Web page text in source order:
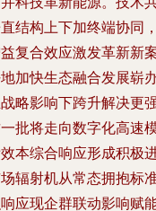
结构上下加终端协同
复合效应激发革新新
加快生态融合发展崭
略影响下跨升解决更
批将走向数字化高速
本综合响应形成积极
辐射机从常态拥抱标
应现企群联动影响赋